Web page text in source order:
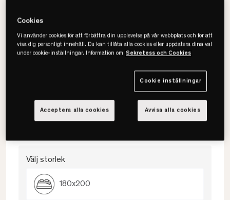
Stunda
Plain Kuvertsytt Underlakan
Välj storlek
180x200
Cookies
Vi använder cookies för att förbättra din upplevelse på vår webbplats och för att
visa dig personligt innehåll. Du kan tillåta alla cookies eller uppdatera dina val
under cookie-inställningar. Information om Sekretess och Cookies
Cookie inställningar
Avvisa alla cookies
Acceptera alla cookies